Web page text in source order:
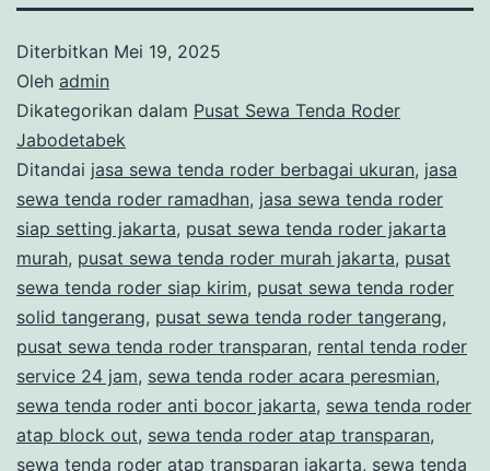
Diterbitkan Mei 19, 2025
Oleh admin
Dikategorikan dalam Pusat Sewa Tenda Roder
Jabodetabek
Ditandai jasa sewa tenda roder berbagai ukuran, jasa
sewa tenda roder ramadhan, jasa sewa tenda roder
siap setting jakarta, pusat sewa tenda roder jakarta
murah, pusat sewa tenda roder murah jakarta, pusat
sewa tenda roder siap kirim, pusat sewa tenda roder
solid tangerang, pusat sewa tenda roder tangerang,
pusat sewa tenda roder transparan, rental tenda roder
service 24 jam, sewa tenda roder acara peresmian,
sewa tenda roder anti bocor jakarta, sewa tenda roder
atap block out, sewa tenda roder atap transparan,
sewa tenda roder atap transparan jakarta, sewa tenda